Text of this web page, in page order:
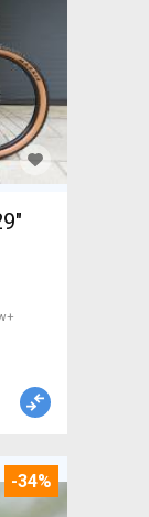
-34%